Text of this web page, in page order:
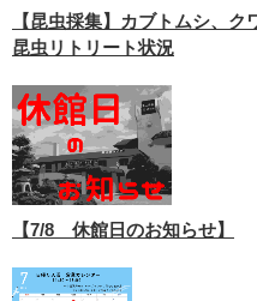
【昆虫採集】カブトムシ、
昆虫リトリート状況
【7/8 休館日のお知らせ】